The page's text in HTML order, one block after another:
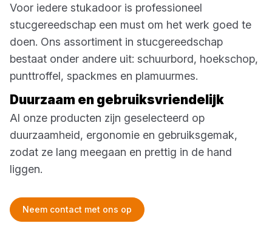
Voor iedere stukadoor is professioneel
stucgereedschap een must om het werk goed te
doen. Ons assortiment in stucgereedschap
bestaat onder andere uit: schuurbord, hoekschop,
punttroffel, spackmes en plamuurmes.
Duurzaam en gebruiksvriendelijk
Al onze producten zijn geselecteerd op
duurzaamheid, ergonomie en gebruiksgemak,
zodat ze lang meegaan en prettig in de hand
liggen.
Neem contact met ons op